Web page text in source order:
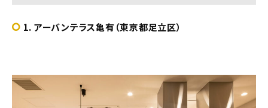
1. アーバンテラス亀有（東京都足立区）